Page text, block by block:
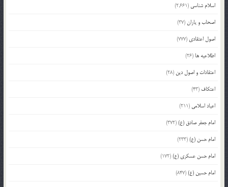
اسلام شناسی (2,661)
اصحاب و یاران(37)
اصول اعتقادی (777)
اطلاعیه ها (26)
اعتقادات و اصول دین (28)
اعتکاف (43)
اعیاد اسلامی (211)
امام جعفر صادق (ع)(372)
امام حسن (ع)(233)
امام حسن عسکری (ع)(172)
امام حسین (ع)(847)